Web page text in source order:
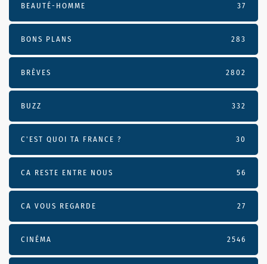
BEAUTÉ-HOMME 37
BONS PLANS 283
BRÈVES 2802
BUZZ 332
C'EST QUOI TA FRANCE ? 30
CA RESTE ENTRE NOUS 56
CA VOUS REGARDE 27
CINÉMA 2546